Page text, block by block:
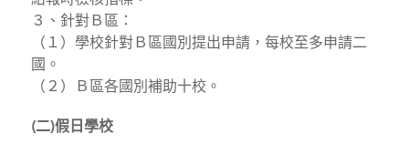
３、針對Ｂ區：
（１）學校針對Ｂ區國別提出申請，每校至多申請二
國。
（２）Ｂ區各國別補助十校。
(二)假日學校